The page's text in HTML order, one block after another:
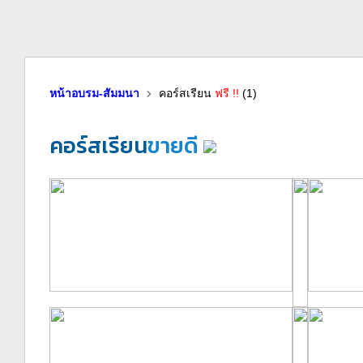
หน้าอบรม-สัมมนา คอร์สเรียน ฟรี !! (1)
คอร์สเรียนขายดี